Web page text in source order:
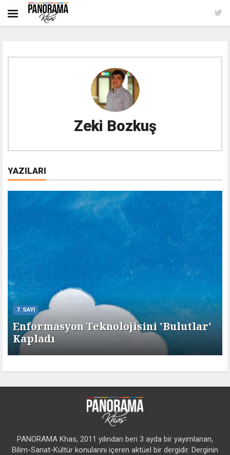
Zeki Bozkuş
YAZILARI
7. SAYI
Enformasyon Teknolojisini 'Bulutlar'
Kapladı
PANORAMA Khas, 2011 yılından beri 3 ayda bir yayımlanan,
Bilim-Sanat-Kültür konularını içeren aktüel bir dergidir. Derginin